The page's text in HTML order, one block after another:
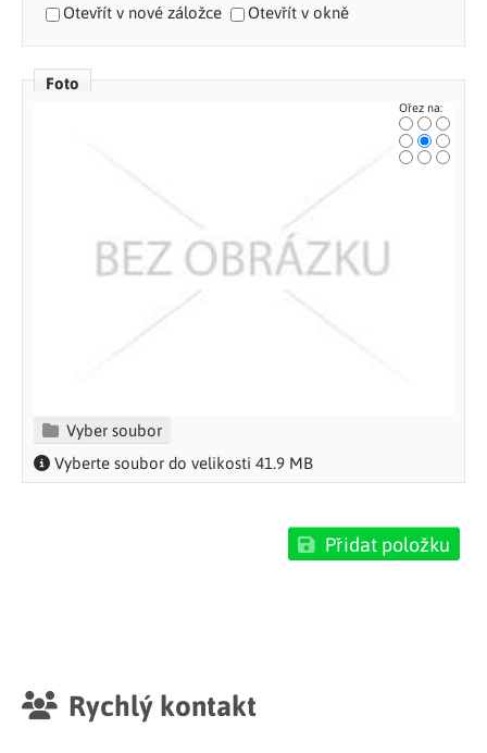
Otevřít v nové záložce
Otevřít v okně
Foto
Ořez na:
Vyber soubor
Vyberte soubor do velikosti 41.9 MB
Přidat položku
Rychlý kontakt